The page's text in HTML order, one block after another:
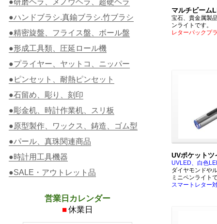
マルチビーム
宝石、貴金属製
ンライトです。
レターパックプ
UVポケットツ
UVLED、白色
ダイヤモンドや
ミニペンライト
スマートレター
●研磨ヘラ、メノウヘラ、超硬ヘラ
●ハンドブラシ.真鍮ブラシ.竹ブラシ
●精密旋盤、フライス盤、ボール盤
●形成工具類、圧延ロール機
●プライヤー、ヤットコ、ニッパー
●ピンセット、耐熱ピンセット
●石留め、彫り、刻印
●彫金机、時計作業机、スリ板
●原型製作、ワックス、鋳造、ゴム型
●パール、真珠関連商品
●時計用工具機器
●SALE・アウトレット品
営業日カレンダー
■休業日